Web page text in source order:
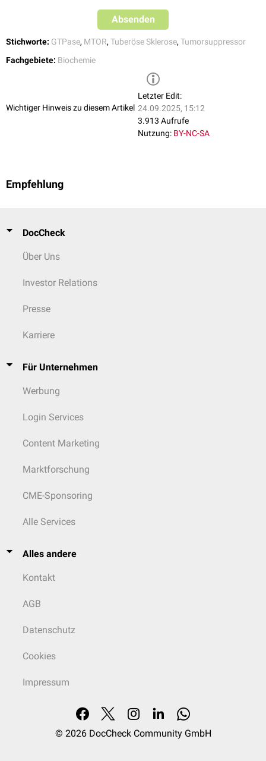
Absenden
Stichworte: GTPase, MTOR, Tuberöse Sklerose, Tumorsuppressor
Fachgebiete: Biochemie
Wichtiger Hinweis zu diesem Artikel
Letzter Edit:
24.09.2025, 15:12
3.913 Aufrufe
Nutzung: BY-NC-SA
Empfehlung
DocCheck
Über Uns
Investor Relations
Presse
Karriere
Für Unternehmen
Werbung
Login Services
Content Marketing
Marktforschung
CME-Sponsoring
Alle Services
Alles andere
Kontakt
AGB
Datenschutz
Cookies
Impressum
© 2026 DocCheck Community GmbH